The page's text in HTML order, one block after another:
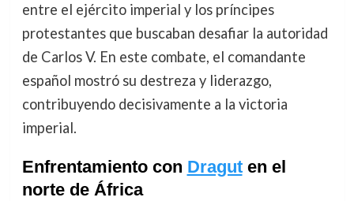
entre el ejército imperial y los príncipes
protestantes que buscaban desafiar la autoridad
de Carlos V. En este combate, el comandante
español mostró su destreza y liderazgo,
contribuyendo decisivamente a la victoria
imperial.
Enfrentamiento con Draguten el
norte de África